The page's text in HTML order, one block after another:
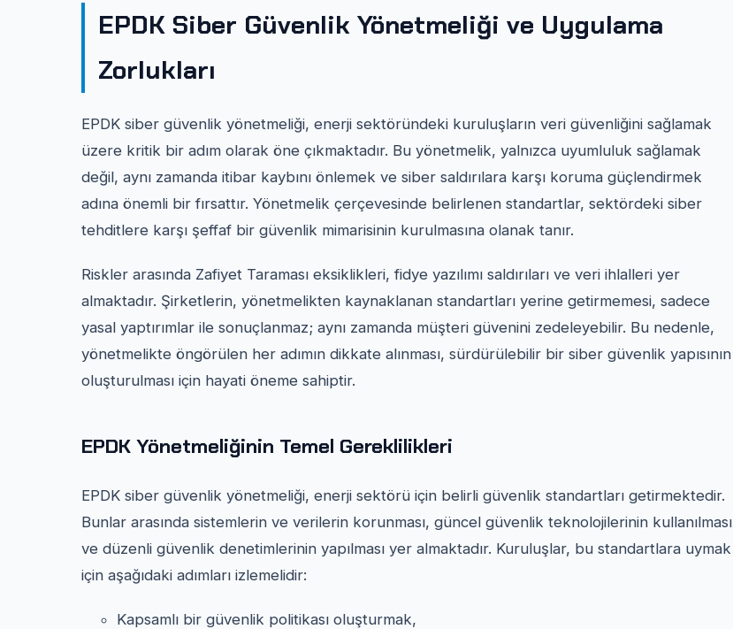
EPDK Siber Güvenlik Yönetmeliği ve Uygulama
Zorlukları
EPDK siber güvenlik yönetmeliği, enerji sektöründeki kuruluşların veri güvenliğini sağlamak
üzere kritik bir adım olarak öne çıkmaktadır. Bu yönetmelik, yalnızca uyumluluk sağlamak
değil, aynı zamanda itibar kaybını önlemek ve siber saldırılara karşı koruma güçlendirmek
adına önemli bir fırsattır. Yönetmelik çerçevesinde belirlenen standartlar, sektördeki siber
tehditlere karşı şeffaf bir güvenlik mimarisinin kurulmasına olanak tanır.
Riskler arasında Zafiyet Taraması eksiklikleri, fidye yazılımı saldırıları ve veri ihlalleri yer
almaktadır. Şirketlerin, yönetmelikten kaynaklanan standartları yerine getirmemesi, sadece
yasal yaptırımlar ile sonuçlanmaz; aynı zamanda müşteri güvenini zedeleyebilir. Bu nedenle,
yönetmelikte öngörülen her adımın dikkate alınması, sürdürülebilir bir siber güvenlik yapısının
oluşturulması için hayati öneme sahiptir.
EPDK Yönetmeliğinin Temel Gereklilikleri
EPDK siber güvenlik yönetmeliği, enerji sektörü için belirli güvenlik standartları getirmektedir.
Bunlar arasında sistemlerin ve verilerin korunması, güncel güvenlik teknolojilerinin kullanılması
ve düzenli güvenlik denetimlerinin yapılması yer almaktadır. Kuruluşlar, bu standartlara uymak
için aşağıdaki adımları izlemelidir:
Kapsamlı bir güvenlik politikası oluşturmak,